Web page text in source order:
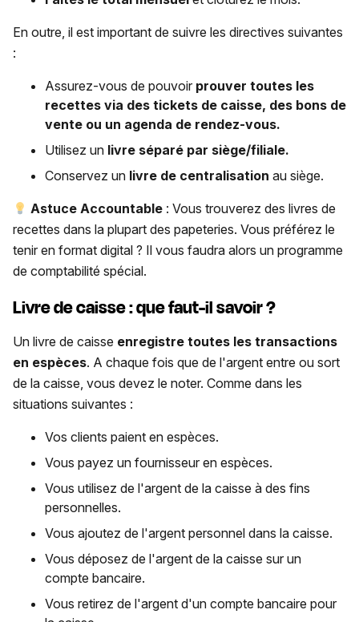
En outre, il est important de suivre les directives suivantes
:
Assurez-vous de pouvoir prouver toutes les
recettes via des tickets de caisse, des bons de
vente ou un agenda de rendez-vous.
Utilisez un livre séparé par siège/filiale.
Conservez un livre de centralisation au siège.
Astuce Accountable : Vous trouverez des livres de
recettes dans la plupart des papeteries. Vous préférez le
tenir en format digital ? Il vous faudra alors un programme
de comptabilité spécial.
Livre de caisse : que faut-il savoir ?
Un livre de caisse enregistre toutes les transactions
en espèces. A chaque fois que de l'argent entre ou sort
de la caisse, vous devez le noter. Comme dans les
situations suivantes :
Vos clients paient en espèces.
Vous payez un fournisseur en espèces.
Vous utilisez de l'argent de la caisse à des fins
personnelles.
Vous ajoutez de l'argent personnel dans la caisse.
Vous déposez de l'argent de la caisse sur un
compte bancaire.
Vous retirez de l'argent d'un compte bancaire pour